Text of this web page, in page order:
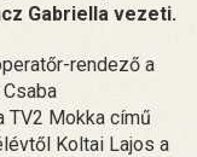
Gabriella vezeti.
rendező a
TV2 Mokka című
Koltai Lajos a